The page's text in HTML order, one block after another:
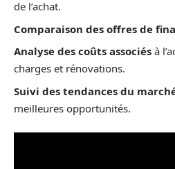
de l’achat.
Comparaison des offres de
Analyse des coûts associés à
charges et rénovations.
Suivi des tendances du
meilleures opportunités.